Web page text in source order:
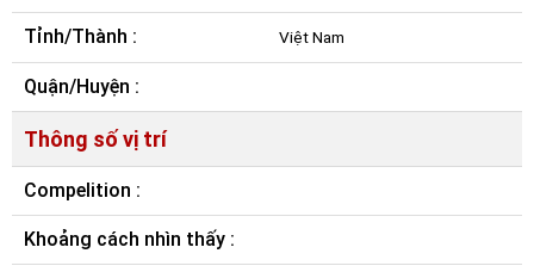
Tỉnh/Thành : Việt Nam
Quận/Huyện :
Thông số vị trí
Compelition :
Khoảng cách nhìn thấy :